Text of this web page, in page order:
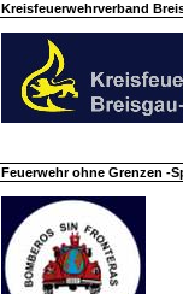
Kreisfeuerwehrverband
Feuerwehr ohne Grenzen -